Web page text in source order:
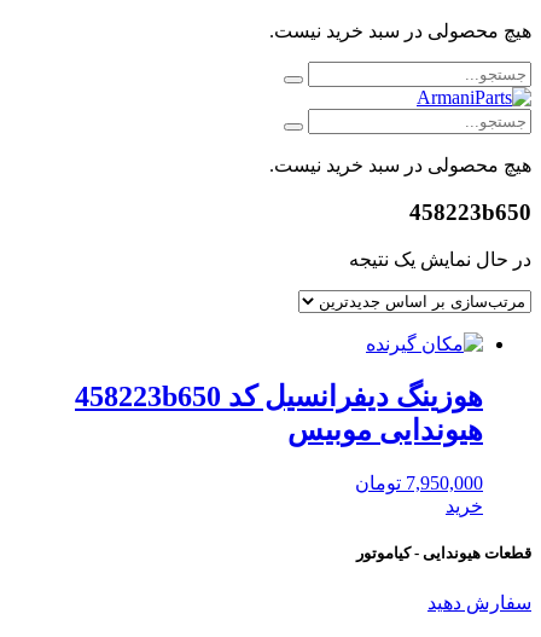
هیچ محصولی در سبد خرید نیست.
هیچ محصولی در سبد خرید نیست.
458223b650
در حال نمایش یک نتیجه
هوزینگ دیفرانسیل کد 458223b650
هیوندایی موبیس
7,950,000 تومان
خرید
قطعات هیوندایی - کیاموتور
سفارش دهید